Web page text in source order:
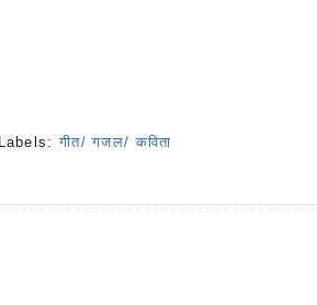
Labels:गीत/ गजल/ कविता